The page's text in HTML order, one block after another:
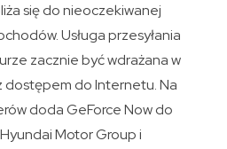
się do nieoczekiwanej
Usługa przesyłania
zacznie być wdrażana w
dostępem do Internetu. Na
doda GeForce Now do
Motor Group i